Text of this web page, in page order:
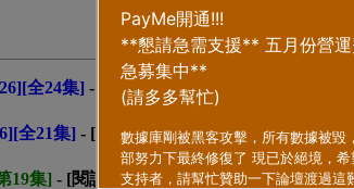
全24集] - [閱讀權限1]
全21集] - [閱讀權限1] ... 2 3
19集] - [閱讀權限1] ...2 3 4 5 6..9